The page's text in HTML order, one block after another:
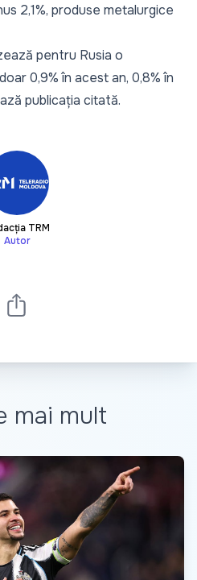
2,1%, produse metalurgice
pentru Rusia o
0,9% în acest an, 0,8% în
publicația citată.
TRM
Autor
mai mult